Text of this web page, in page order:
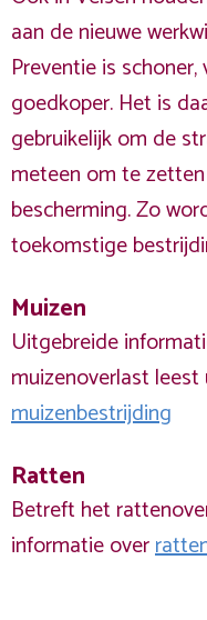
aan de nieuwe
Preventie is schoner,
goedkoper. Het is
gebruikelijk om de
meteen om te
bescherming. Zo
toekomstige
Muizen
Uitgebreide
muizenoverlast
muizenbestrijding
Ratten
Betreft het
informatie over